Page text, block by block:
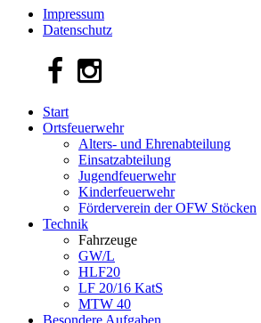
Impressum
Datenschutz
Start
Ortsfeuerwehr
Alters- und Ehrenabteilung
Einsatzabteilung
Jugendfeuerwehr
Kinderfeuerwehr
Förderverein der OFW Stöcken
Technik
Fahrzeuge
GW/L
HLF20
LF 20/16 KatS
MTW 40
Besondere Aufgaben